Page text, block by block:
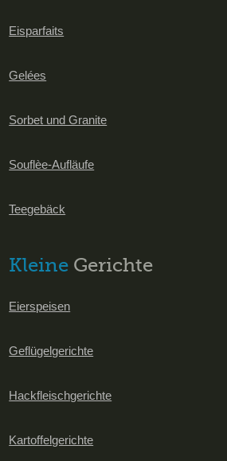
Eisparfaits
Gelées
Sorbet und Granite
Souflèe-Aufläufe
Teegebäck
Kleine Gerichte
Eierspeisen
Geflügelgerichte
Hackfleischgerichte
Kartoffelgerichte